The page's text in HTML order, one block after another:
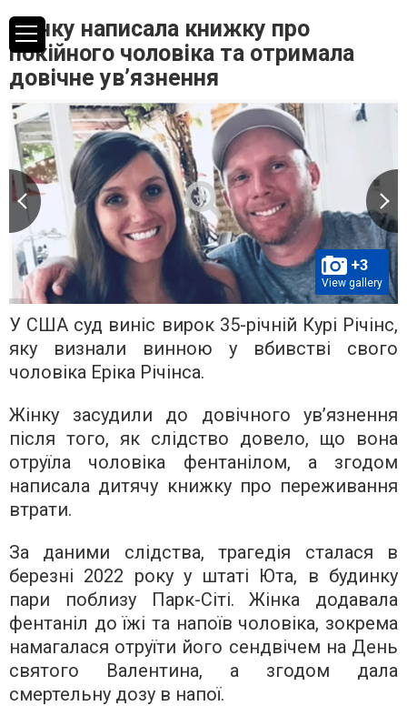
Жінку написала книжку про
покійного чоловіка та отримала
довічне ув’язнення
+3
View gallery
У США суд виніс вирок 35-річній Курі Річінс,
яку визнали винною у вбивстві свого
чоловіка Еріка Річінса.
Жінку засудили до довічного ув’язнення
після того, як слідство довело, що вона
отруїла чоловіка фентанілом, а згодом
написала дитячу книжку про переживання
втрати.
За даними слідства, трагедія сталася в
березні 2022 року у штаті Юта, в будинку
пари поблизу Парк-Сіті. Жінка додавала
фентаніл до їжі та напоїв чоловіка, зокрема
намагалася отруїти його сендвічем на День
святого Валентина, а згодом дала
смертельну дозу в напої.